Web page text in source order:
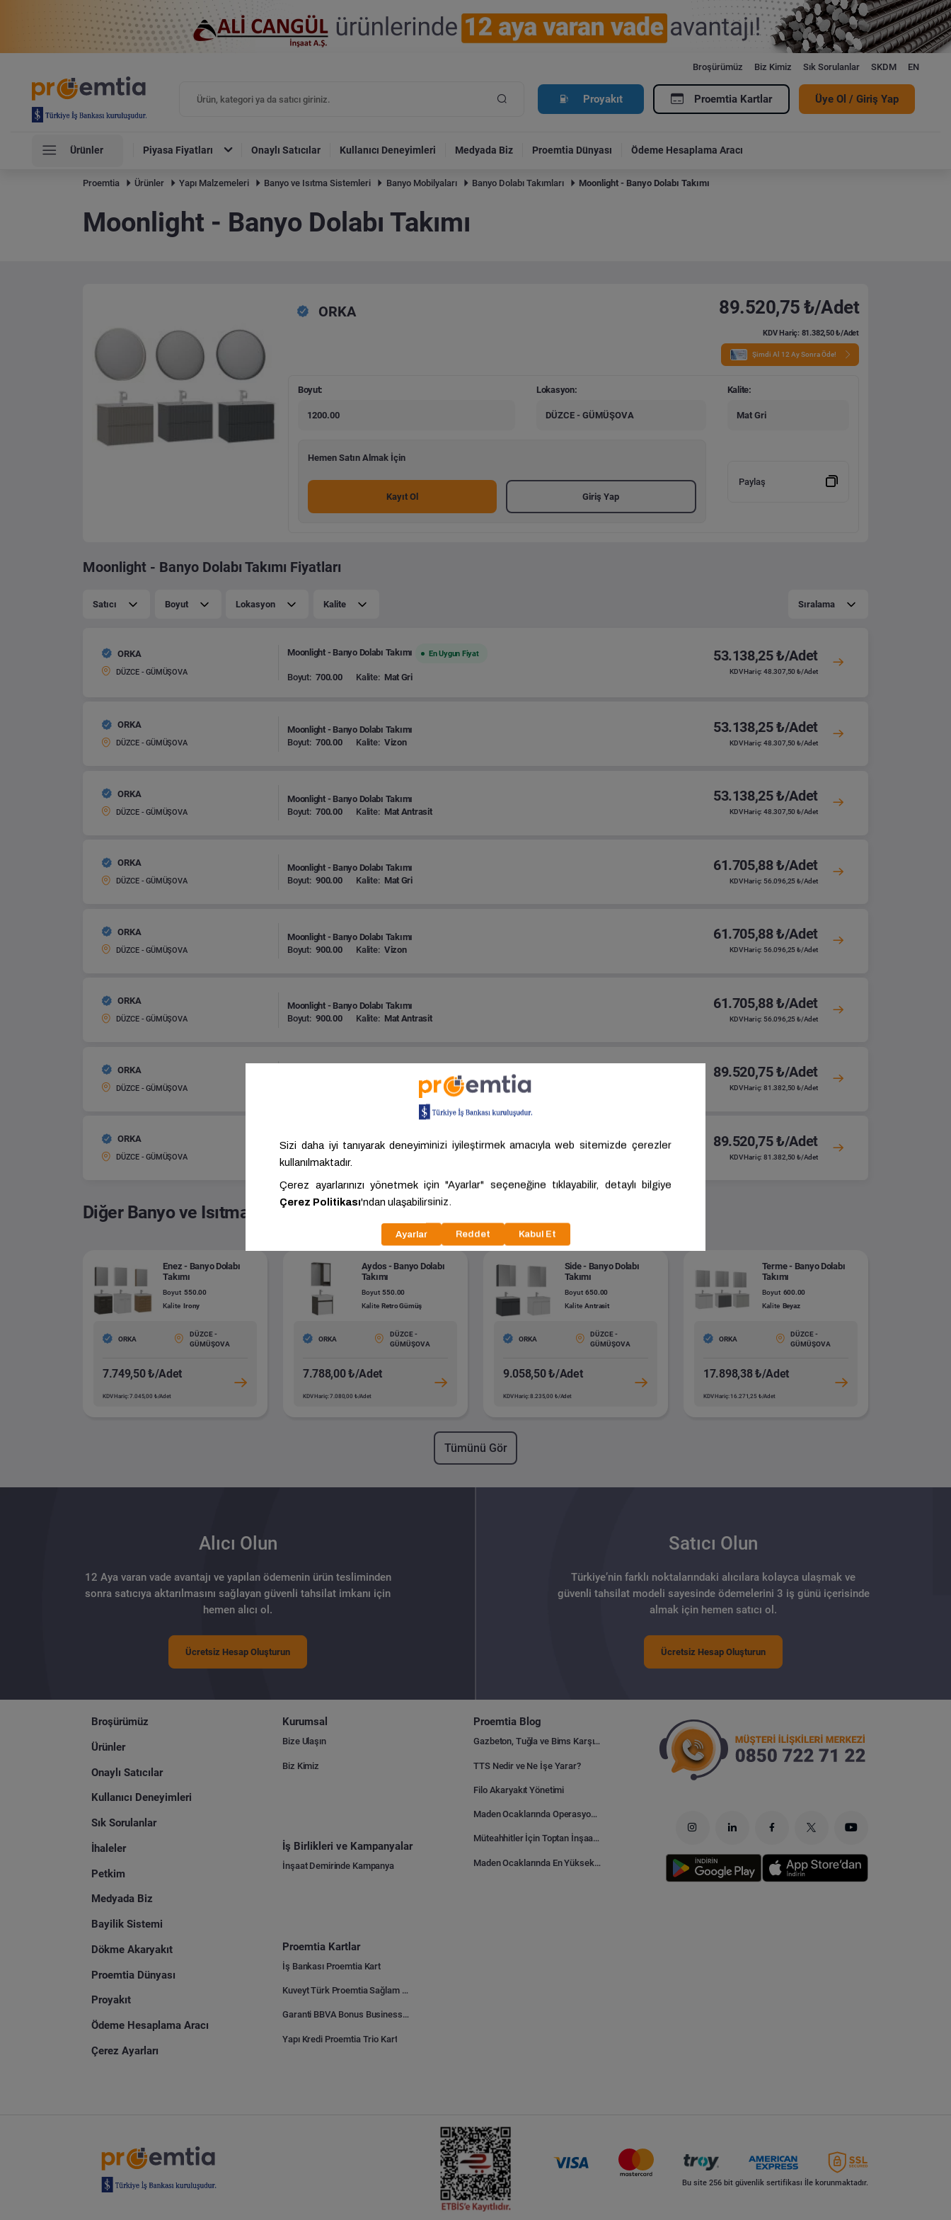
Broşürümüz Biz Kimiz Sık Sorulanlar SKDM EN
Proyakıt Proemtia Kartlar Üye Ol / Giriş Yap
Ürünler Piyasa Fiyatları Onaylı Satıcılar Kullanıcı Deneyimleri Medyada Biz Proemtia Dünyası Ödeme Hesaplama Aracı
Proemtia Ürünler Yapı Malzemeleri Banyo ve Isıtma Sistemleri Banyo Mobilyaları Banyo Dolabı Takımları Moonlight - Banyo Dolabı Takımı
Moonlight - Banyo Dolabı Takımı
ORKA 89.520,75 ₺/Adet
KDV Hariç: 81.382,50 ₺/Adet
Şimdi Al 12 Ay Sonra Öde!
Boyut:
1200.00
Lokasyon:
DÜZCE - GÜMÜŞOVA
Kalite:
Mat Gri
Hemen Satın Almak İçin
Kayıt Ol Giriş Yap
Paylaş
Moonlight - Banyo Dolabı Takımı Fiyatları
Satıcı Boyut Lokasyon Kalite Sıralama
ORKA
DÜZCE - GÜMÜŞOVA
Moonlight - Banyo Dolabı Takımı En Uygun Fiyat
Boyut: 700.00 Kalite: Mat Gri
53.138,25 ₺/Adet
KDV Hariç: 48.307,50 ₺/Adet
ORKA
DÜZCE - GÜMÜŞOVA
Moonlight - Banyo Dolabı Takımı
Boyut: 700.00 Kalite: Vizon
53.138,25 ₺/Adet
KDV Hariç: 48.307,50 ₺/Adet
ORKA
DÜZCE - GÜMÜŞOVA
Moonlight - Banyo Dolabı Takımı
Boyut: 700.00 Kalite: Mat Antrasit
53.138,25 ₺/Adet
KDV Hariç: 48.307,50 ₺/Adet
ORKA
DÜZCE - GÜMÜŞOVA
Moonlight - Banyo Dolabı Takımı
Boyut: 900.00 Kalite: Mat Gri
61.705,88 ₺/Adet
KDV Hariç: 56.096,25 ₺/Adet
ORKA
DÜZCE - GÜMÜŞOVA
Moonlight - Banyo Dolabı Takımı
Boyut: 900.00 Kalite: Vizon
61.705,88 ₺/Adet
KDV Hariç: 56.096,25 ₺/Adet
ORKA
DÜZCE - GÜMÜŞOVA
Moonlight - Banyo Dolabı Takımı
Boyut: 900.00 Kalite: Mat Antrasit
61.705,88 ₺/Adet
KDV Hariç: 56.096,25 ₺/Adet
ORKA
DÜZCE - GÜMÜŞOVA
89.520,75 ₺/Adet
KDV Hariç: 81.382,50 ₺/Adet
ORKA
DÜZCE - GÜMÜŞOVA
Moonlight - Banyo Dolabı Takımı
Boyut:
1200.00
89.520,75 ₺/Adet
KDV Hariç: 81.382,50 ₺/Adet
Diğer Banyo ve Isıtma Sistemleri
Enez - Banyo Dolabı
Takımı
Boyut 550.00
Kalite Irony
ORKA
DÜZCE -
GÜMÜŞOVA
7.749,50 ₺/Adet
KDV Hariç: 7.045,00 ₺/Adet
Aydos - Banyo Dolabı
Takımı
Boyut 550.00
Kalite Retro Gümüş
ORKA
DÜZCE -
GÜMÜŞOVA
7.788,00 ₺/Adet
KDV Hariç: 7.080,00 ₺/Adet
Side - Banyo Dolabı
Takımı
Boyut 650.00
Kalite Antrasit
ORKA
DÜZCE -
GÜMÜŞOVA
9.058,50 ₺/Adet
KDV Hariç: 8.235,00 ₺/Adet
Terme - Banyo Dolabı
Takımı
Boyut 600.00
Kalite Beyaz
ORKA
DÜZCE -
GÜMÜŞOVA
17.898,38 ₺/Adet
KDV Hariç: 16.271,25 ₺/Adet
Tümünü Gör
Alıcı Olun
12 Aya varan vade avantajı ve yapılan ödemenin ürün tesliminden
sonra satıcıya aktarılmasını sağlayan güvenli tahsilat imkanı için
hemen alıcı ol.
Ücretsiz Hesap Oluşturun
Satıcı Olun
Türkiye’nin farklı noktalarındaki alıcılara kolayca ulaşmak ve
güvenli tahsilat modeli sayesinde ödemelerini 3 iş günü içerisinde
almak için hemen satıcı ol.
Ücretsiz Hesap Oluşturun
Broşürümüz
Ürünler
Onaylı Satıcılar
Kullanıcı Deneyimleri
Sık Sorulanlar
İhaleler
Petkim
Medyada Biz
Bayilik Sistemi
Dökme Akaryakıt
Proemtia Dünyası
Proyakıt
Ödeme Hesaplama Aracı
Çerez Ayarları
Kurumsal
Bize Ulaşın
Biz Kimiz
İş Birlikleri ve Kampanyalar
İnşaat Demirinde Kampanya
Proemtia Kartlar
İş Bankası Proemtia Kart
Kuveyt Türk Proemtia Sağlam Bayi Kart
Garanti BBVA Bonus Business Proemtia Bayi Kart
Yapı Kredi Proemtia Trio Kart
Proemtia Blog
Gazbeton, Tuğla ve Bims Karşılaştırması: Hangisi Daha Avantajlı?
TTS Nedir ve Ne İşe Yarar?
Filo Akaryakıt Yönetimi
Maden Ocaklarında Operasyonel Verimlilik Nasıl Arttırılır?
Müteahhitler İçin Toptan İnşaat Malzemesi Satın Alma Rehberi
Maden Ocaklarında En Yüksek Gider Kalemleri Nelerdir?
Bu site 256 bit güvenlik sertifikası İle korunmaktadır.